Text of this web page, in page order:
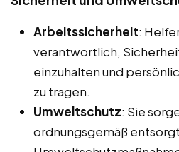
Arbeitssicherheit:
verantwortlich,
einzuhalten und
zu tragen.
Umweltschutz: Sie
ordnungsgemäß